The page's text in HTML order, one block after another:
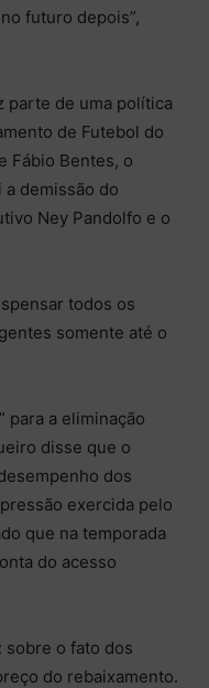
futuro depois”,
parte de uma política
de Futebol do
Fábio Bentes, o
demissão do
Ney Pandolfo e o
todos os
somente até o
para a eliminação
disse que o
dos
exercida pelo
que na temporada
do acesso
sobre o fato dos
do rebaixamento.